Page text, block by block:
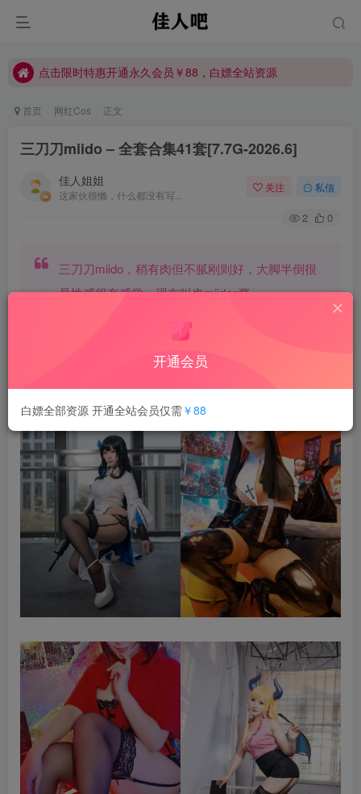
点击限时特惠开通永久会员￥88，白嫖全站资源
点击限时特惠开通永久会员￥88，白嫖全站资源
首页 网红Cos 正文
三刀刀miido – 全套合集41套[7.7G-2026.6]
佳人姐姐
这家伙很懒，什么都没有写...
关注 私信
2 0
三刀刀miido，稍有肉但不腻刚则好，大脚半倒很
是性感很有感觉，现在叫也miidoo酱。
开通会员
白嫖全部资源 开通全站会员仅需￥88